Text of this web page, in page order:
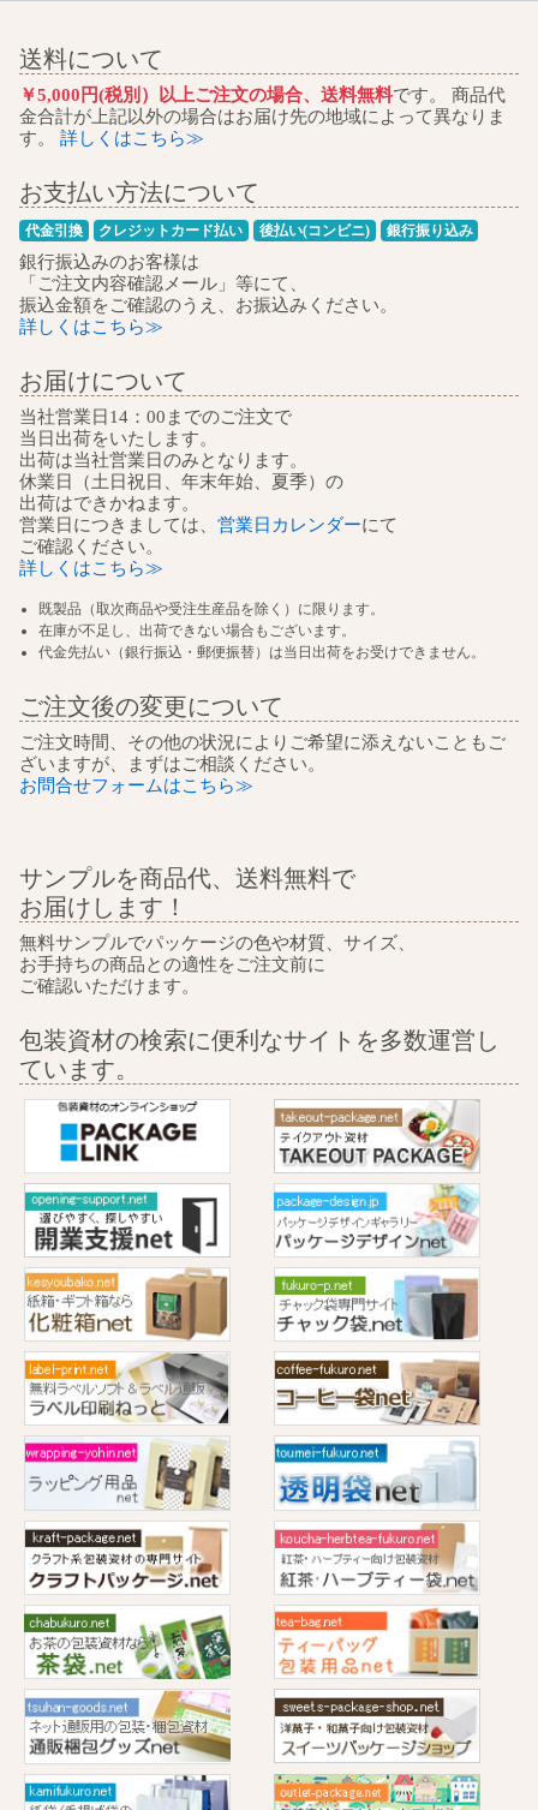
送料について
￥5,000円(税別）以上ご注文の場合、送料無料です。 商品代
金合計が上記以外の場合はお届け先の地域によって異なりま
す。
詳しくはこちら≫
お支払い方法について
代金引換 クレジットカード払い 後払い(コンビニ) 銀行振り込み
銀行振込みのお客様は
「ご注文内容確認メール」等にて、
振込金額をご確認のうえ、お振込みください。
詳しくはこちら≫
お届けについて
当社営業日14：00までのご注文で
当日出荷をいたします。
出荷は当社営業日のみとなります。
休業日（土日祝日、年末年始、夏季）の
出荷はできかねます。
営業日につきましては、 営業日カレンダーにて
ご確認ください。
詳しくはこちら≫
既製品（取次商品や受注生産品を除く）に限ります。
在庫が不足し、出荷できない場合もございます。
代金先払い（銀行振込・郵便振替）は当日出荷をお受けできません。
ご注文後の変更について
ご注文時間、その他の状況によりご希望に添えないこともご
ざいますが、まずはご相談ください。
お問合せフォームはこちら≫
サンプルを商品代、送料無料で
お届けします！
無料サンプルでパッケージの色や材質、サイズ、
お手持ちの商品との適性をご注文前に
ご確認いただけます。
包装資材の検索に便利なサイトを多数運営し
ています。